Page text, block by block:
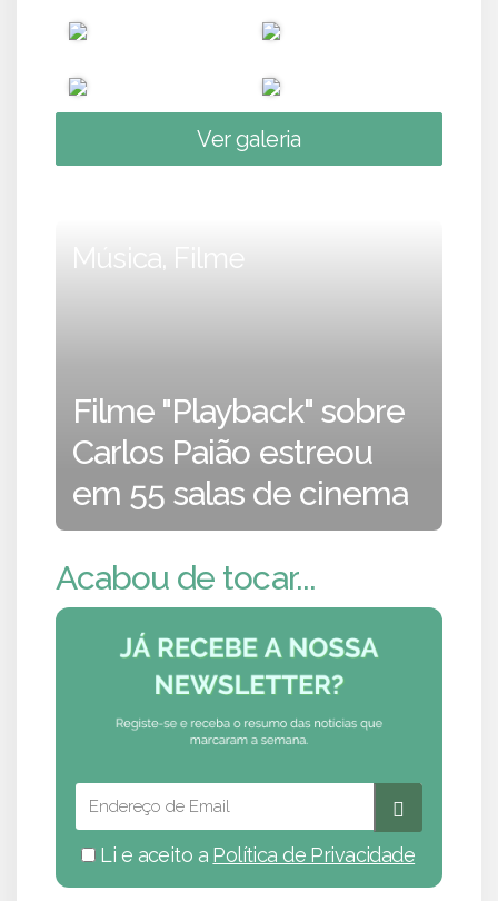
Ver galeria
Música, Filme
Filme "Playback" sobre
Carlos Paião estreou
em 55 salas de cinema
Acabou de tocar...
Li e aceito a Política de Privacidade